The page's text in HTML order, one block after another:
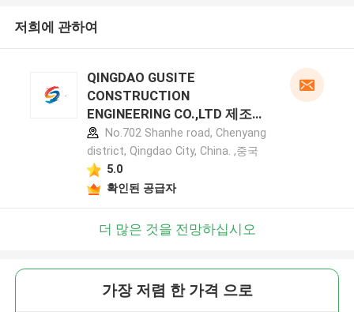
저희에 관하여
QINGDAO GUSITE
CONSTRUCTION
ENGINEERING CO.,LTD 제조업
체 프로필
No.702 Shanhe road, Chenyang
district, Qingdao City, China. ,중국
5.0
확인된 공급자
더 많은 것을 전망하십시오
가장 저렴 한 가격 으로